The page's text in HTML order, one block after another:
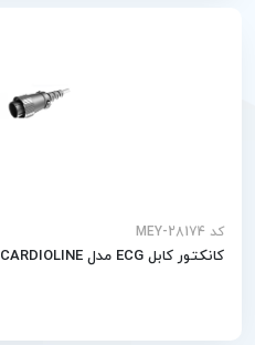
کد MEY-28174
کانکتور کابل ECG مدل KENZ 106 _ CARDIOLINE